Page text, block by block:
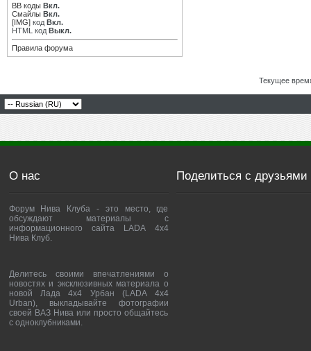
BB коды Вкл.
Смайлы Вкл.
[IMG] код Вкл.
HTML код Выкл.
Правила форума
Текущее
О нас
Форум Нива Клуба - это место, где
обсуждают материалы с
информационного сайта LADA 4x4
Нива Клуб.
Делитесь своими впечатлениями о
новостях и эксклюзивных материала о
новой Лада 4х4 Урбан (LADA 4x4
Urban), выкладывайте фотографии
своей ВАЗ Нива или просто общайтесь
с одноклубниками.
Поделиться с друзьями